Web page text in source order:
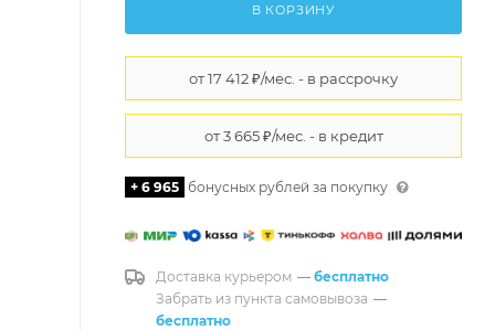
В КОРЗИНУ
+ 6 965 бонусных рублей за покупку
Доставка курьером — бесплатно
Забрать из пункта самовывоза —
бесплатно